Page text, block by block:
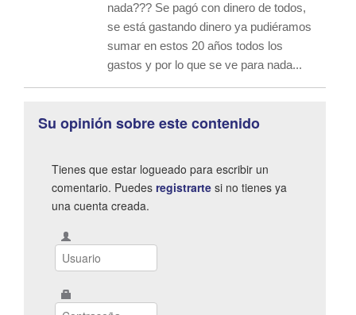
nada??? Se pagó con dinero de todos,
se está gastando dinero ya pudiéramos
sumar en estos 20 años todos los
gastos y por lo que se ve para nada...
Su opinión sobre este contenido
Tienes que estar logueado para escribir un
comentario. Puedes registrarte si no tienes ya
una cuenta creada.